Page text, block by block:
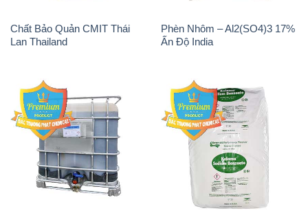
Chất Bảo Quản CMIT Thái
Lan Thailand
Phèn Nhôm – Al2(SO4)3 17%
Ấn Độ India